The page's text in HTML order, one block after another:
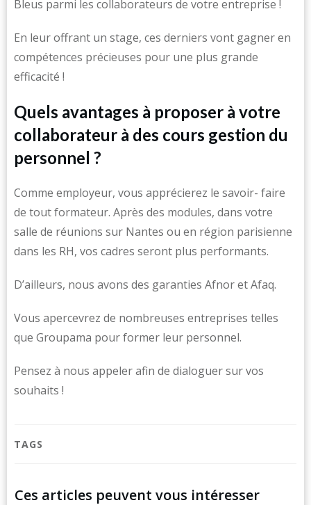
Bleus parmi les collaborateurs de votre entreprise !
En leur offrant un stage, ces derniers vont gagner en
compétences précieuses pour une plus grande
efficacité !
Quels avantages à proposer à votre
collaborateur à des cours gestion du
personnel ?
Comme employeur, vous apprécierez le savoir- faire
de tout formateur. Après des modules, dans votre
salle de réunions sur Nantes ou en région parisienne
dans les RH, vos cadres seront plus performants.
D’ailleurs, nous avons des garanties Afnor et Afaq.
Vous apercevrez de nombreuses entreprises telles
que Groupama pour former leur personnel.
Pensez à nous appeler afin de dialoguer sur vos
souhaits !
TAGS
Ces articles peuvent vous intéresser